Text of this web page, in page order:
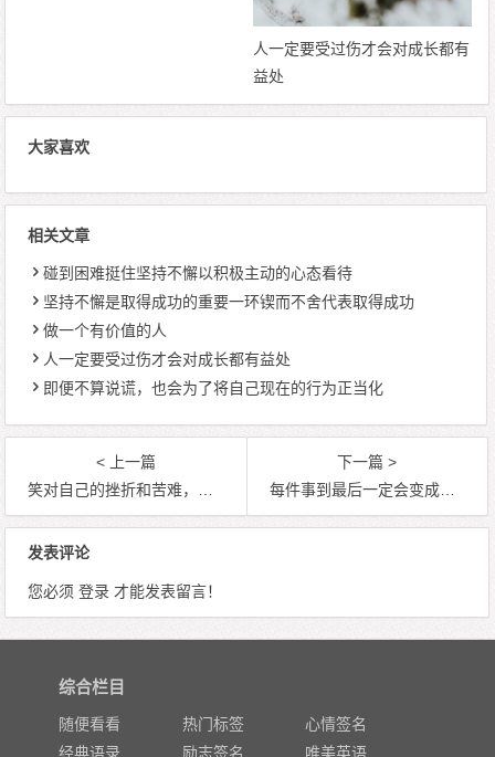
人一定要受过伤才会对成长都有
益处
大家喜欢
相关文章
碰到困难挺住坚持不懈以积极主动的心态看待
坚持不懈是取得成功的重要一环锲而不舍代表取得成功
做一个有价值的人
人一定要受过伤才会对成长都有益处
即便不算说谎，也会为了将自己现在的行为正当化
< 上一篇
笑对自己的挫折和苦难，去做，去努力，去争取成功
下一篇 >
每件事到最后一定会变成一件好事，只要你能够走到最后
发表评论
您必须 登录才能发表留言！
综合栏目
随便看看 热门标签
心情签名
经典语录
励志签名 唯美英语